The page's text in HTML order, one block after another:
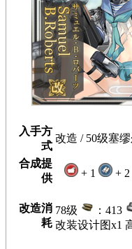
入手方
式
改造 / 50级塞缪
合成提
供
+ 1 + 2
改造消
耗
78级 ：413
改装设计图x1